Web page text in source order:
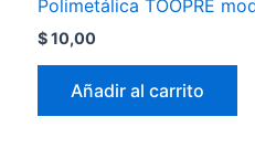
Polimetálica TOOPRE
$10,00
Añadir al carrito